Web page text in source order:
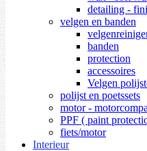
detailing -
velgen en banden
banden
protection
accessoires
Velgen
polijst en poetssets
motor -
PPF ( paint
fiets/motor
Interieur